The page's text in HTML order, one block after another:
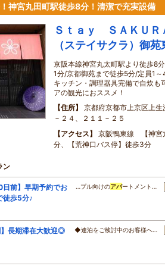
神宮丸田町駅徒歩8分！清潔で充実設備
Ｓｔａｙ ＳＡＫＵ
（ステイサクラ）御苑
京阪本線神宮丸太町駅より徒歩8
1分/京都御苑まで徒歩5分/定員1
キッチン・調理器具完備で自炊も
アの観光におススメ！
住所
京都府京都市上京区上
－２４、２１１－２５
アクセス
京阪鴨東線 【神宮
分、【荒神口バス停】徒歩3分
ン
日前】早期予約でお
徒歩5分♪
…プル向けのアパートメント…
】長期滞在大歓迎◎
◆連泊をご検討中のお客様へ…